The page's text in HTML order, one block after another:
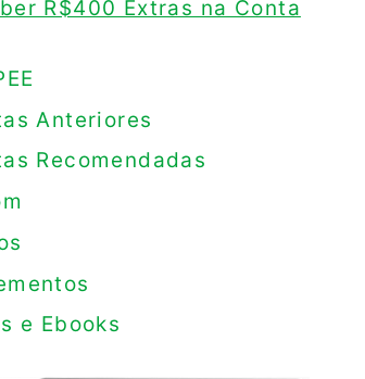
R$400 Extras na Conta
Anteriores
Recomendadas
e Ebooks